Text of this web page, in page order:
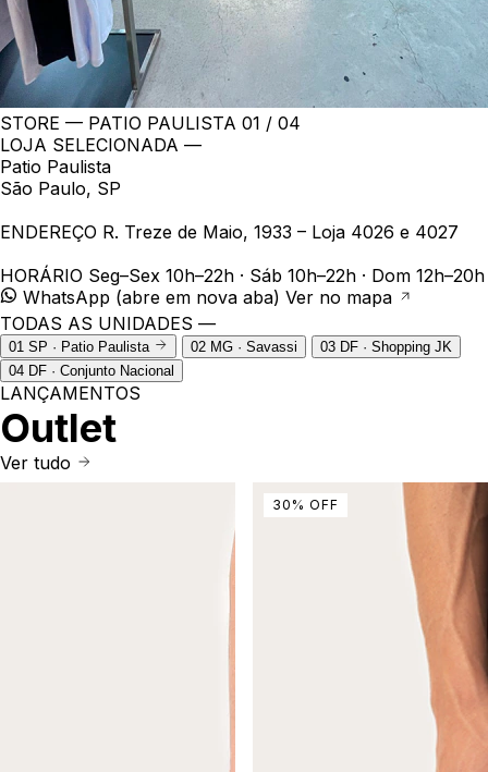
STORE — PATIO PAULISTA 01 / 04
LOJA SELECIONADA —
Patio Paulista
São Paulo, SP
ENDEREÇO R. Treze de Maio, 1933 – Loja 4026 e 4027
HORÁRIO Seg–Sex 10h–22h · Sáb 10h–22h · Dom 12h–20h
WhatsApp (abre em nova aba) Ver no mapa
TODAS AS UNIDADES —
01 SP · Patio Paulista 02 MG · Savassi 03 DF · Shopping JK
04 DF · Conjunto Nacional
LANÇAMENTOS
Outlet
Ver tudo
30 % OFF